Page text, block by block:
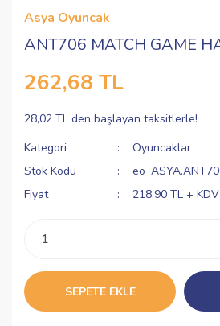
Asya Oyuncak
ANT706 MATCH GAME
262,68 TL
28,02 TL den başlayan taksitlerle!
Kategori
Oyuncaklar
Stok Kodu
Fiyat
218,90 TL + KDV
SEPETE EKLE